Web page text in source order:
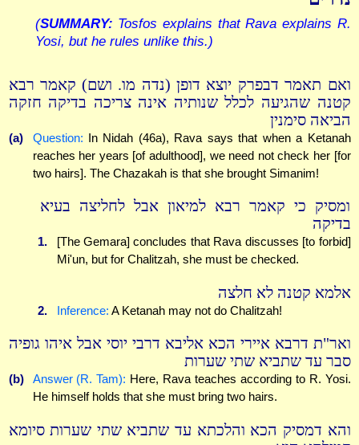
(SUMMARY: Tosfos explains that Rava explains R.
Yosi, but he rules unlike this.)
ואם תאמר דבפרק יוצא דופן (נדה מו. ושם) קאמר רבא
קטנה שהגיעה לכלל שנותיה אינה צריכה בדיקה חזקה
הביאה סימנין
(a) Question: In Nidah (46a), Rava says that when a Ketanah
reaches her years [of adulthood], we need not check her [for
two hairs]. The Chazakah is that she brought Simanim!
ומסיק כי קאמר רבא למיאון אבל לחליצה בעיא
בדיקה
1.
[The Gemara] concludes that Rava discusses [to forbid]
Mi'un, but for Chalitzah, she must be checked.
אלמא קטנה לא חלצה
2. Inference: A Ketanah may not do Chalitzah!
ואר"ת דרבא איירי הכא אליבא דרבי יוסי אבל איהו גופיה
סבר עד שתביא שתי שערות
(b) Answer (R. Tam): Here, Rava teaches according to R. Yosi.
He himself holds that she must bring two hairs.
והא דמסיק הכא והלכתא עד שתביא שתי שערות סיומא